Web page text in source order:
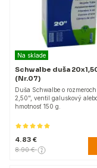
Na sklade
Schwalbe duša
(Nr.07)
Duša Schwalbe o
2,50", ventil galuskový
hmotnosť 150 g.
4.83 €
8.90 €